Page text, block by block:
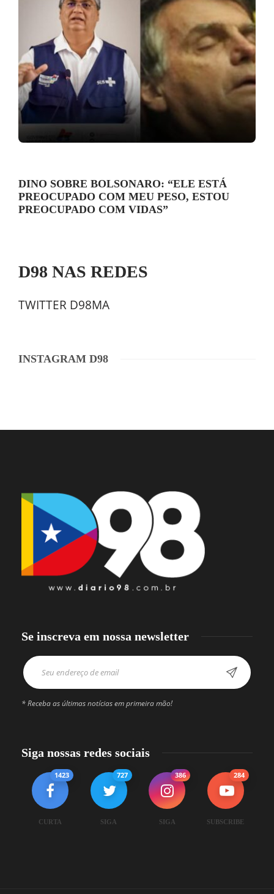
DINO SOBRE BOLSONARO: “ELE ESTÁ
PREOCUPADO COM MEU PESO, ESTOU
PREOCUPADO COM VIDAS”
D98 NAS REDES
TWITTER D98MA
INSTAGRAM D98
Se inscreva em nossa newsletter
* Receba as últimas notícias em primeira mão!
Siga nossas redes sociais
1423
CURTA
727
SIGA
386
SIGA
284
SUBSCRIBE